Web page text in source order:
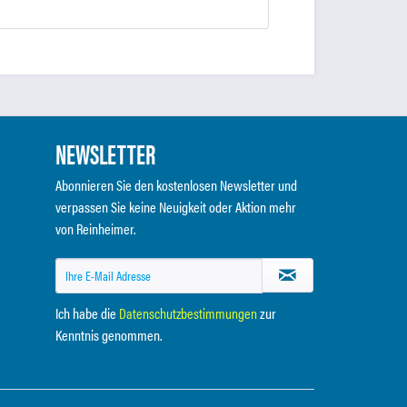
NEWSLETTER
Abonnieren Sie den kostenlosen Newsletter und
verpassen Sie keine Neuigkeit oder Aktion mehr
von Reinheimer.
Ich habe die Datenschutzbestimmungenzur
Kenntnis genommen.